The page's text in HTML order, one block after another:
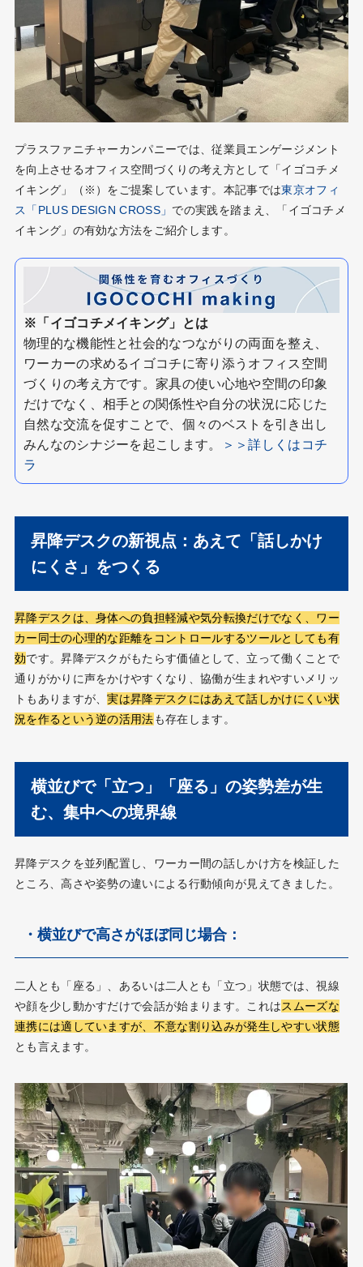
プラスファニチャーカンパニーでは、従業員エンゲージメント
を向上させるオフィス空間づくりの考え方として「イゴコチメ
イキング」（※）をご提案しています。本記事では東京オフィ
ス「PLUS DESIGN CROSS」 での実践を踏まえ、「イゴコチメ
イキング」の有効な方法をご紹介します。
※「イゴコチメイキング」とは
物理的な機能性と社会的なつながりの両面を整え、
ワーカーの求めるイゴコチに寄り添うオフィス空間
づくりの考え方です。家具の使い心地や空間の印象
だけでなく、相手との関係性や自分の状況に応じた
自然な交流を促すことで、個々のベストを引き出し
みんなのシナジーを起こします。
＞＞詳しくはコチ
ラ
昇降デスクの新視点：あえて「話しかけ
にくさ」をつくる
昇降デスクは、身体への負担軽減や気分転換だけでなく、ワー
カー同士の心理的な距離をコントロールするツールとしても有
効です。昇降デスクがもたらす価値として、立って働くことで
通りがかりに声をかけやすくなり、協働が生まれやすいメリッ
トもありますが、実は昇降デスクにはあえて話しかけにくい状
況を作るという逆の活用法も存在します。
横並びで「立つ」「座る」の姿勢差が生
む、集中への境界線
昇降デスクを並列配置し、ワーカー間の話しかけ方を検証した
ところ、高さや姿勢の違いによる行動傾向が見えてきました。
・横並びで高さがほぼ同じ場合：
二人とも「座る」、あるいは二人とも「立つ」状態では、視線
や顔を少し動かすだけで会話が始まります。これはスムーズな
連携には適していますが、不意な割り込みが発生しやすい状態
とも言えます。